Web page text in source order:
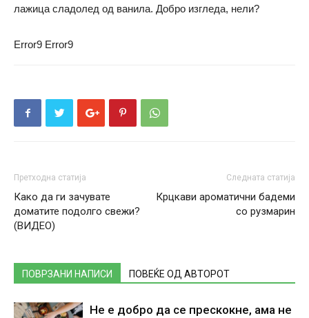
лажица сладолед од ванила. Добро изгледа, нели?
Error9 Error9
Претходна статија
Како да ги зачувате
доматите подолго свежи?
(ВИДЕО)
Следната статија
Крцкави ароматични бадеми
со рузмарин
ПОВРЗАНИ НАПИСИ ПОВЕЌЕ ОД АВТОРОТ
Не е добро да се прескокне, ама не